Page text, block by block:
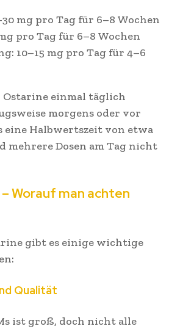
mg pro Tag für 6–8 Wochen
pro Tag für 6–8 Wochen
10–15 mg pro Tag für 4–6
einmal täglich
morgens oder vor
eine Halbwertszeit von etwa
mehrere Dosen am Tag nicht
Worauf man achten
gibt es einige wichtige
Qualität
ist groß, doch nicht alle